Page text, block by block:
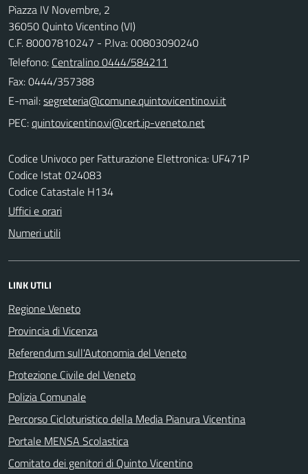
Piazza IV Novembre, 2
36050 Quinto Vicentino (VI)
C.F. 80007810247 - P.Iva: 00803090240
Telefono: Centralino 0444/584211
Fax: 0444/357388
E-mail:
PEC:
Codice Univoco per Fatturazione Elettronica: UF471P
Codice Istat 024083
Codice Catastale H134
Uffici e orari
Numeri utili
LINK UTILI
Regione Veneto
Provincia di Vicenza
Referendum sull'Autonomia del Veneto
Protezione Civile del Veneto
Polizia Comunale
Percorso Cicloturistico della Media Pianura Vicentina
Portale MENSA Scolastica
Comitato dei genitori di Quinto Vicentino